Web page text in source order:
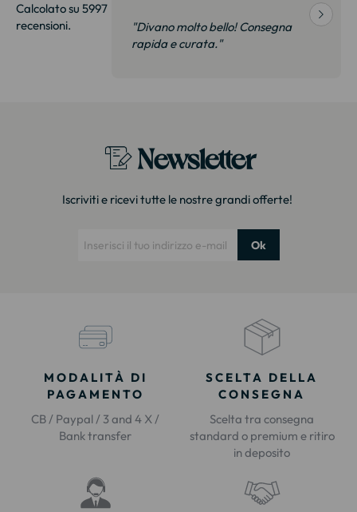
Calcolato su 5997
recensioni.
"Divano molto bello! Consegna
rapida e curata."
Newsletter
Iscriviti e ricevi tutte le nostre grandi offerte!
Ok
MODALITÀ DI
PAGAMENTO
CB / Paypal / 3 and 4 X /
Bank transfer
SCELTA DELLA
CONSEGNA
Scelta tra consegna
standard o premium e ritiro
in deposito